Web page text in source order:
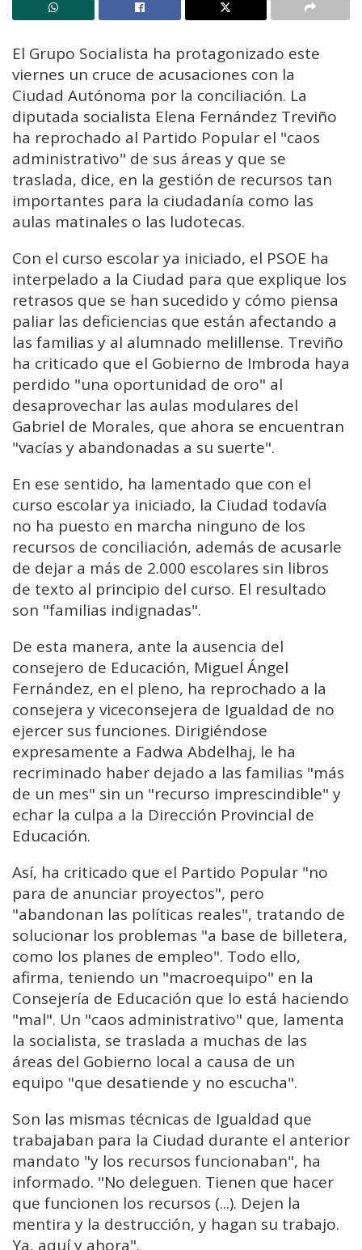
El Grupo Socialista ha protagonizado este
viernes un cruce de acusaciones con la
Ciudad Autónoma por la conciliación. La
diputada socialista Elena Fernández Treviño
ha reprochado al Partido Popular el "caos
administrativo" de sus áreas y que se
traslada, dice, en la gestión de recursos tan
importantes para la ciudadanía como las
aulas matinales o las ludotecas.
Con el curso escolar ya iniciado, el PSOE ha
interpelado a la Ciudad para que explique los
retrasos que se han sucedido y cómo piensa
paliar las deficiencias que están afectando a
las familias y al alumnado melillense. Treviño
ha criticado que el Gobierno de Imbroda haya
perdido "una oportunidad de oro" al
desaprovechar las aulas modulares del
Gabriel de Morales, que ahora se encuentran
"vacías y abandonadas a su suerte".
En ese sentido, ha lamentado que con el
curso escolar ya iniciado, la Ciudad todavía
no ha puesto en marcha ninguno de los
recursos de conciliación, además de acusarle
de dejar a más de 2.000 escolares sin libros
de texto al principio del curso. El resultado
son "familias indignadas".
De esta manera, ante la ausencia del
consejero de Educación, Miguel Ángel
Fernández, en el pleno, ha reprochado a la
consejera y viceconsejera de Igualdad de no
ejercer sus funciones. Dirigiéndose
expresamente a Fadwa Abdelhaj, le ha
recriminado haber dejado a las familias "más
de un mes" sin un "recurso imprescindible" y
echar la culpa a la Dirección Provincial de
Educación.
Así, ha criticado que el Partido Popular "no
para de anunciar proyectos", pero
"abandonan las políticas reales", tratando de
solucionar los problemas "a base de billetera,
como los planes de empleo". Todo ello,
afirma, teniendo un "macroequipo" en la
Consejería de Educación que lo está haciendo
"mal". Un "caos administrativo" que, lamenta
la socialista, se traslada a muchas de las
áreas del Gobierno local a causa de un
equipo "que desatiende y no escucha".
Son las mismas técnicas de Igualdad que
trabajaban para la Ciudad durante el anterior
mandato "y los recursos funcionaban", ha
informado. "No deleguen. Tienen que hacer
que funcionen los recursos (...). Dejen la
mentira y la destrucción, y hagan su trabajo.
Ya, aquí y ahora".